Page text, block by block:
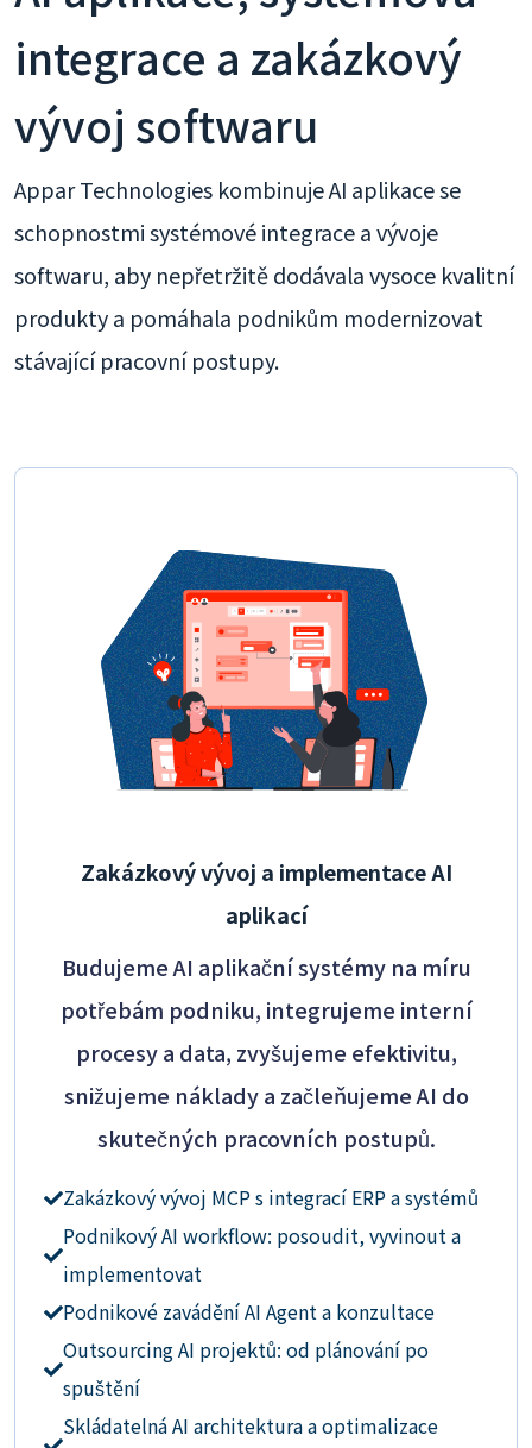
integrace a zakázkový
vývoj softwaru
Appar Technologies kombinuje AI aplikace se
schopnostmi systémové integrace a vývoje
softwaru, aby nepřetržitě dodávala vysoce kvalitní
produkty a pomáhala podnikům modernizovat
stávající pracovní postupy.
Zakázkový vývoj a implementace AI
aplikací
Budujeme AI aplikační systémy na míru
potřebám podniku, integrujeme interní
procesy a data, zvyšujeme efektivitu,
snižujeme náklady a začleňujeme AI do
skutečných pracovních postupů.
Zakázkový vývoj MCP s integrací ERP a systémů
Podnikový AI workflow: posoudit, vyvinout a
implementovat
Podnikové zavádění AI Agent a konzultace
Outsourcing AI projektů: od plánování po
spuštění
Skládatelná AI architektura a optimalizace